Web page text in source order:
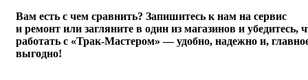
Вам есть с чем сравнить? Запишитесь к нам на сервис
и ремонт или загляните в один из магазинов и убедитесь,
работать с «Трак-Мастером» — удобно, надежно и,
выгодно!